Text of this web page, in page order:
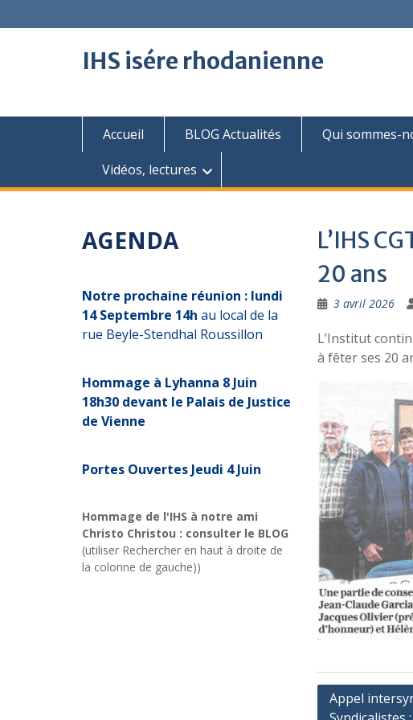
to
IHS isére rhodanienne
Accueil BLOG Actualités Qui sommes-
Vidéos, lectures
L’IHS
20 ans
3 avril 2026
L’Institut
à fêter ses 20
Navigation
Appel
AGENDA
Notre prochaine réunion : lundi
14 Septembre 14h au local de la
rue Beyle-Stendhal Roussillon
Hommage à Lyhanna 8 Juin
18h30 devant le Palais de Justice
de Vienne
Portes Ouvertes Jeudi 4 Juin
Hommage de l'IHS à notre ami
Christo Christou : consulter le BLOG
(utiliser Rechercher en haut à droite de
la colonne de gauche))